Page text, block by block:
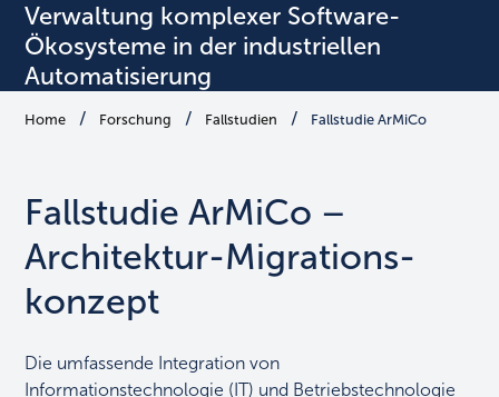
Verwaltung komplexer Software-
Ökosysteme in der industriellen
Automatisierung
Home Forschung Fallstudien Fallstudie ArMiCo
Fallstudie ArMiCo –
Architektur-Migrations­
konzept
Die umfassende Integration von
Informationstechnologie (IT) und Betriebstechnologie